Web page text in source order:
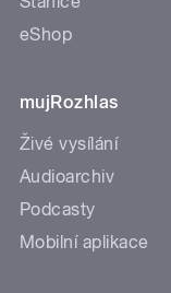
eShop
mujRozhlas
Živé vysílání
Audioarchiv
Podcasty
Mobilní aplikace